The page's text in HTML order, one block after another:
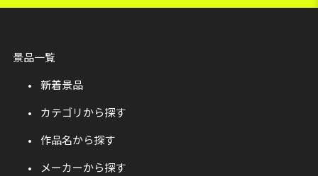
景品一覧
新着景品
カテゴリから探す
作品名から探す
メーカーから探す